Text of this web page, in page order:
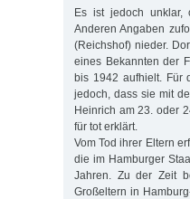
Es ist jedoch unklar,
Anderen Angaben
(Reichshof) nieder.
eines Bekannten der
bis 1942 aufhielt. Für
jedoch, dass sie mit
Heinrich am 23. oder
für tot erklärt.
Vom Tod ihrer Eltern
die im Hamburger
Jahren. Zu der Zeit
Großeltern in